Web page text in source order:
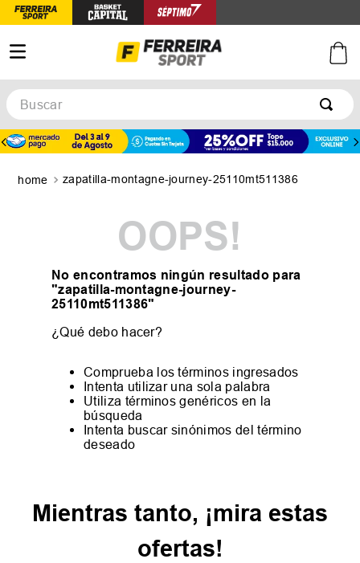
Buscar
zapatilla-montagne-journey-25110mt511386
OOPS!
No encontramos ningún resultado para
"zapatilla-montagne-journey-
25110mt511386"
¿Qué debo hacer?
Comprueba los términos ingresados
Intenta utilizar una sola palabra
Utiliza términos genéricos en la
búsqueda
Intenta buscar sinónimos del término
deseado
Mientras tanto, ¡mira estas
ofertas!
TÉRMINOS MÁS BUSCADOS
zapatillas
zapatillas mujer
zapatillas adidas